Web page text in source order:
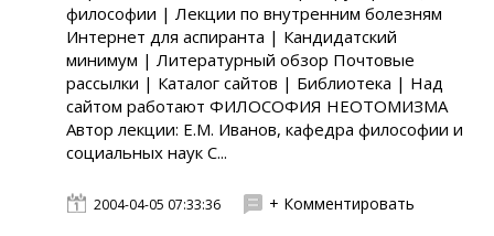
философии | Лекции по внутренним болезням
Интернет для аспиранта | Кандидатский
минимум | Литературный обзор Почтовые
рассылки | Каталог сайтов | Библиотека | Над
сайтом работают ФИЛОСОФИЯ НЕОТОМИЗМА
Автор лекции: Е.М. Иванов, кафедра философии и
социальных наук С...
2004-04-05 07:33:36 + Комментировать